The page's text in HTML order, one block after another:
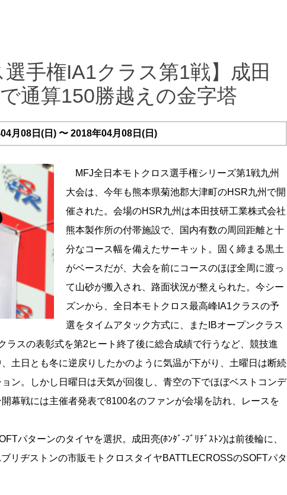
選手権IA1クラス第1戦】成田
通算150勝越えの金字塔
月08日(日) 〜 2018年04月08日(日)
MFJ全日本モトクロス選手権シリーズ第1戦九州
大会は、今年も熊本県菊池郡大津町のHSR九州で開
催された。会場のHSR九州は本田技研工業株式会社
熊本製作所の付帯施設で、国内有数の周回距離と十
分なコース幅を備えたサーキット。固く締まる黒土
がベースだが、大会を前にコースのほぼ全周に渡っ
て山砂が搬入され、路面状況が整えられた。今シー
ズンから、全日本モトクロス最高峰IA1クラスの予
選をタイムアタック方式に、またIBオープンクラス
ラスの表彰式を第2ヒート終了後に総合成績で行うなど、競技進
土日とも冬に逆戻りしたかのように気温が下がり、土曜日は断続
ン。しかし日曜日は天気が回復し、青空の下でほぼベストコンデ
幕戦には主催者発表で8100名のファンが会場を訪れ、レースを
パターンのタイヤを選択。成田亮(ﾎﾝﾀﾞ-ﾌﾞﾘﾁﾞｽﾄﾝ)は前後輪に、
リヂストンの市販モトクロスタイヤBATTLECROSSのSOFTパタ